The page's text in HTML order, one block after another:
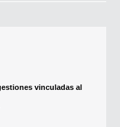
vinculadas al